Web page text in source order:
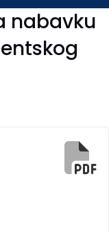
nabavku